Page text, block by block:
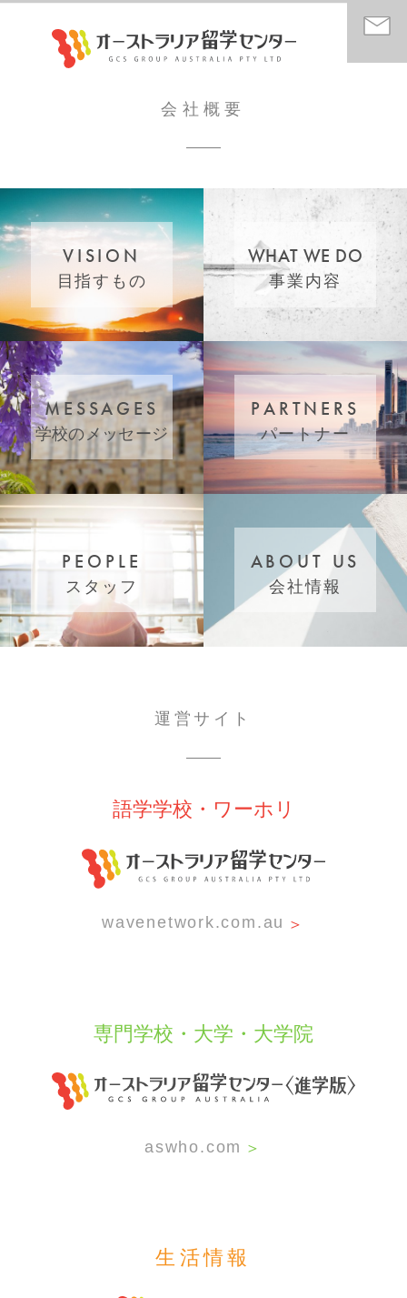
会社概要
VISION
目指すもの
WHAT WE DO
事業内容
MESSAGES
学校のメッセージ
PARTNERS
パートナー
PEOPLE
スタッフ
ABOUT US
会社情報
運営サイト
語学学校・ワーホリ
wavenetwork.com.au ＞
専門学校・大学・大学院
aswho.com ＞
生活情報